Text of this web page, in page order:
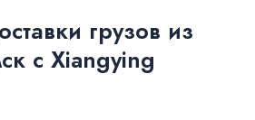
грузов из
с Xiangying